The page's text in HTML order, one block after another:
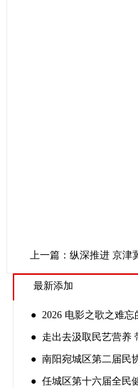
上一篇：纵深推进 京津
下一篇：山
最新添加
● 走出去汲取民艺营养
● 南阳宛城区第二届民